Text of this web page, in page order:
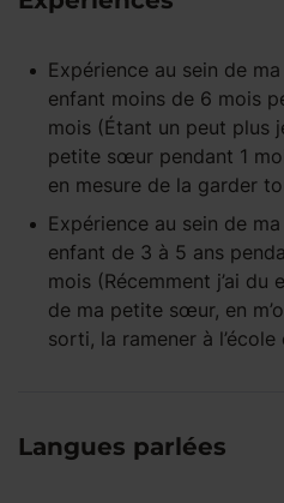
Expérience au sein de
enfant moins de 6 mois
mois (Étant un peut plus
petite sœur pendant 1
en mesure de la garder
Expérience au sein de
enfant de 3 à 5 ans
mois (Récemment j’ai du
de ma petite sœur, en
sorti, la ramener à l’école
Langues parlées